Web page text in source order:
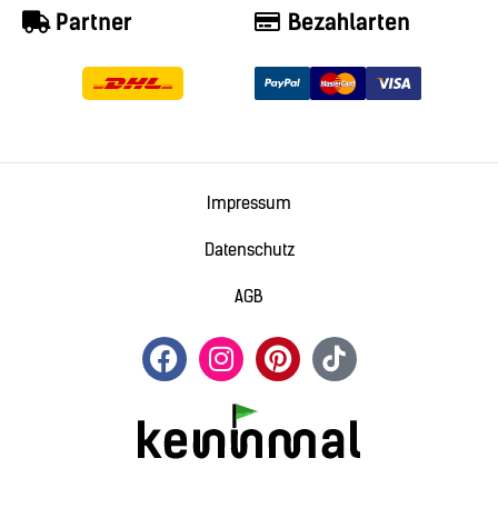
Bezahlarten
Partner
Impressum
Datenschutz
AGB